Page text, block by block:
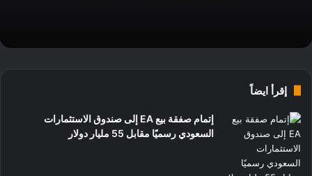
إقرأ ايضاً
إتمام صفقة بيع EA إلى صندوق الاستثمارات
السعودي رسميًا مقابل 55 مليار دولار